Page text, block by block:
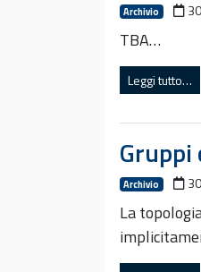
Archivio
TBA…
Leggi tutto…
Archivio
La